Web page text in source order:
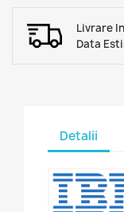
Livrare
Data
Detalii